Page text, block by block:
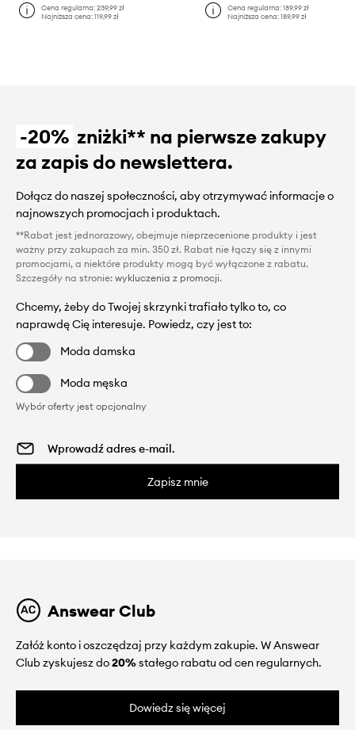
Cena regularna:239,99 zł
Najniższa cena:119,99 zł
Cena regularna: 189,99 zł
Najniższa cena: 189,99 zł
-20% zniżki** na pierwsze zakupy
za zapis do newslettera.
Dołącz do naszej społeczności, aby otrzymywać informacje o
najnowszych promocjach i produktach.
**Rabat jest jednorazowy, obejmuje nieprzecenione produkty i jest
ważny przy zakupach za min. 350 zł. Rabat nie łączy się z innymi
promocjami, a niektóre produkty mogą być wyłączone z rabatu.
Szczegóły na stronie: wykluczenia z promocji.
Chcemy, żeby do Twojej skrzynki trafiało tylko to, co
naprawdę Cię interesuje. Powiedz, czy jest to:
Moda damska
Moda męska
Wybór oferty jest opcjonalny
Zapisz mnie
Answear Club
Załóż konto i oszczędzaj przy każdym zakupie. W Answear
Club zyskujesz do20%stałego rabatu od cen regularnych.
Dowiedz się więcej